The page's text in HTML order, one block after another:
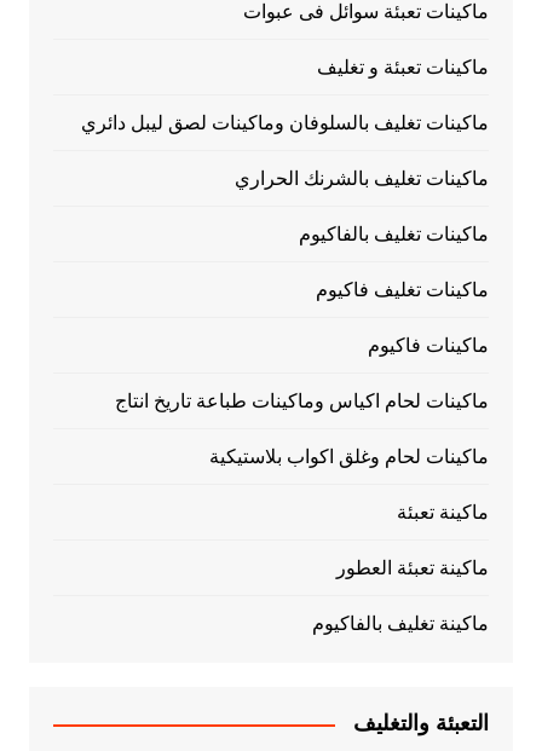
ماكينات تعبئة سوائل فى عبوات
ماكينات تعبئة و تغليف
ماكينات تغليف بالسلوفان وماكينات لصق ليبل دائري
ماكينات تغليف بالشرنك الحراري
ماكينات تغليف بالفاكيوم
ماكينات تغليف فاكيوم
ماكينات فاكيوم
ماكينات لحام اكياس وماكينات طباعة تاريخ انتاج
ماكينات لحام وغلق اكواب بلاستيكية
ماكينة تعبئة
ماكينة تعبئة العطور
ماكينة تغليف بالفاكيوم
التعبئة والتغليف